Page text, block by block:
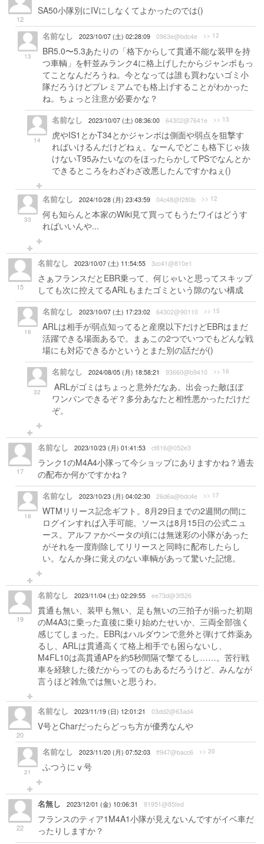
12
SA50小隊別にIVにしなくてよかったのでは()
13
名前なし 2023/10/07 (土) 02:28:09 0963e@bdc4e >> 12
BR5.0〜5.3あたりの「格下からして貫通不能な装甲を持
つ車輌」を軒並みランク4に格上げしたからジャンボもっ
てことなんだろうね。今となっては誰も買わないゴミ小
隊だろうけどプレミアムでも格上げすることがわかった
ね。ちょっと注意が必要かな？
14
名前なし 2023/10/07 (土) 08:36:00 64302@7641e >> 13
虎やIS1とかT34とかジャンボは側面や弱点を狙撃す
ればいけるんだけどねぇ。なーんでどこも格下じゃ抜
けないT95みたいなのをほったらかしてPSでなんとか
できるところをわざわざ改悪したんですかねぇ()
33
名前なし 2024/10/28 (月) 23:43:59 04c48@f280b >> 12
何も知らんと本家のWiki見て買ってもうたワイはどうす
ればいいんや...
15
名前なし 2023/10/07 (土) 11:54:55 3cc41@810e1
さぁフランスだとEBR乗って、何じゃいと思ってスキップ
しても次に控えてるARLもまたゴミという隙のない構成
16
名前なし 2023/10/07 (土) 17:23:02 64302@90110 >> 15
ARLは相手が弱点知ってると産廃以下だけどEBRはまだ
活躍できる場面あるで。まぁこの2つでいつでもどんな戦
場にも対応できるかというとまた別の話だが()
32
名前なし 2024/08/05 (月) 18:58:21 93660@b9410 >> 16
ARLがゴミはちょっと意外だなあ。出会った敵ほぼ
ワンパンできるぞ？多分あなたと相性悪かっただけだ
ぞ。
17
名前なし 2023/10/23 (月) 01:41:53 cf816@052e3
ランク1のM4A4小隊って今ショップにありますかね？過去
の配布か何かですかね？
18
名前なし 2023/10/23 (月) 04:02:30 26d6a@bdc4e >> 17
WTMリリース記念ギフト。8月29日までの2週間の間に
ログインすれば入手可能。ソースは8月15日の公式ニュ
ース。アルファかベータの頃には無迷彩の小隊があった
がそれを一度削除してリリースと同時に配布したらし
い。なんか身に覚えのない車輌があって驚いた記憶。
19
名前なし 2023/11/04 (土) 02:29:55 ee73d@3f526
貫通も無い、装甲も無い、足も無いの三拍子が揃った初期
のM4A3に乗った直後に乗り始めたせいか、三両全部強く
感じてしまった。EBRはハルダウンで意外と弾けて炸薬あ
るし、ARLは貫通高くて格上相手でも困らないし、
M4FL10は高貫通APを約5秒間隔で撃てるし……。苦行戦
車を経験した後だからってのもあるだろうけど、みんなが
言うほど雑魚では無いと思うわ。
20
名前なし 2023/11/19 (日) 12:01:21 03dd2@63ad4
V号とCharだったらどっち方が優秀なんや
21
名前なし 2023/11/20 (月) 07:52:03 ff947@bacc6 >> 20
ふつうにⅴ号
22
名無し 2023/12/01 (金) 10:06:31 91951@85fed
フランスのティア1M4A1小隊が見えないんですがイベ車だ
ったりしますか？